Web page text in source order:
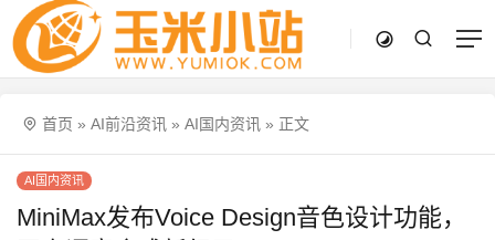
首页 » AI前沿资讯 » AI国内资讯 » 正文
AI国内资讯
MiniMax发布Voice Design音色设计功能，